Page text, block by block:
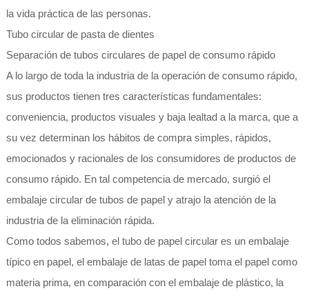
la vida práctica de las personas.
Tubo circular de pasta de dientes
Separación de tubos circulares de papel de consumo rápido
A lo largo de toda la industria de la operación de consumo rápido,
sus productos tienen tres características fundamentales:
conveniencia, productos visuales y baja lealtad a la marca, que a
su vez determinan los hábitos de compra simples, rápidos,
emocionados y racionales de los consumidores de productos de
consumo rápido. En tal competencia de mercado, surgió el
embalaje circular de tubos de papel y atrajo la atención de la
industria de la eliminación rápida.
Como todos sabemos, el tubo de papel circular es un embalaje
típico en papel, el embalaje de latas de papel toma el papel como
materia prima, en comparación con el embalaje de plástico, la